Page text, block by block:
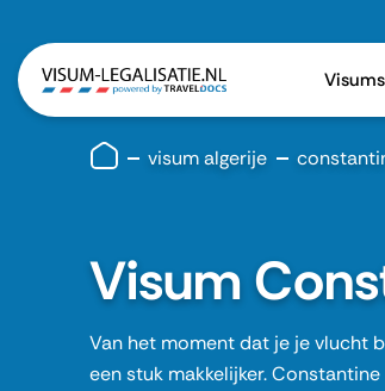
Visums
visum algerije
Visum
Van het moment dat je je vlucht
een stuk makkelijker.